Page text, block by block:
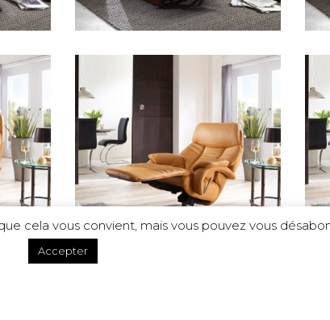
cela vous convient, mais vous pouvez vous
Accepter